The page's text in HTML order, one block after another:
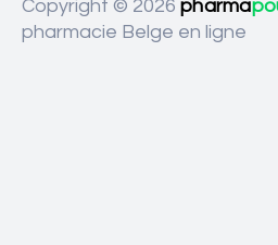
Copyright © 2026 pharma
pharmacie Belge en ligne